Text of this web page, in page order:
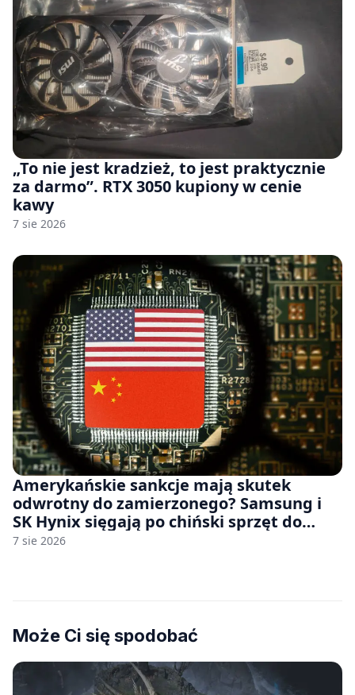
„To nie jest kradzież, to jest praktycznie
za darmo”. RTX 3050 kupiony w cenie
kawy
7 sie 2026
Amerykańskie sankcje mają skutek
odwrotny do zamierzonego? Samsung i
SK Hynix sięgają po chiński sprzęt do
fabryk chipów
7 sie 2026
Może Ci się spodobać